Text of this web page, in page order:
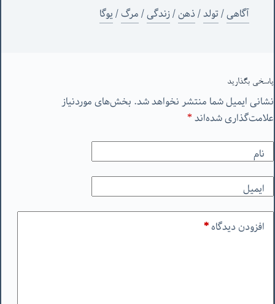
آگاهی/تولد/ذهن/زندگی/مرگ/یوگا
پاسخی بگذارید
نشانی ایمیل شما منتشر نخواهد شد. بخش‌های موردنیاز
علامت‌گذاری شده‌اند*
نام
ایمیل
افزودن دیدگاه*